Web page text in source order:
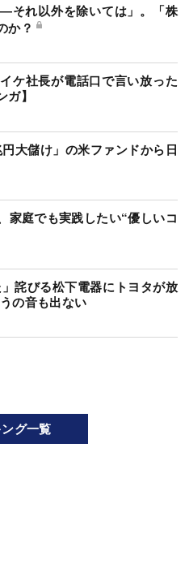
それ以外を除いては」。「株
か？
ケ社長が電話口で言い放った
ガ】
大儲け」の米ファンドから日
家庭でも実践したい“優しいコ
詫びる松下電器にトヨタが放
の音も出ない
グ一覧